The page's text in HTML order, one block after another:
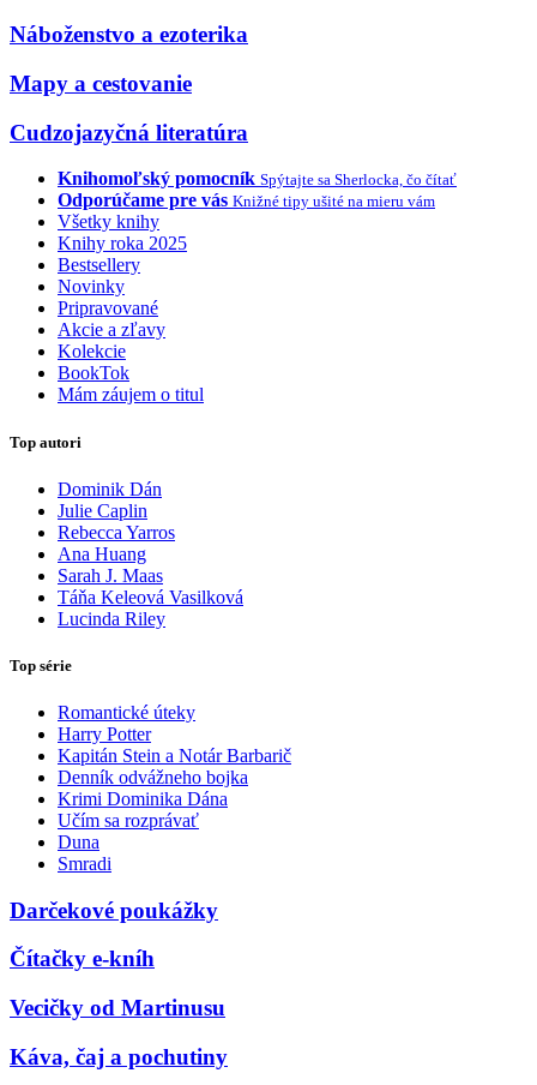
Náboženstvo a ezoterika
Mapy a cestovanie
Cudzojazyčná literatúra
Knihomoľský pomocník Spýtajte sa Sherlocka, čo čítať
Odporúčame pre vás Knižné tipy ušité na mieru vám
Všetky knihy
Knihy roka 2025
Bestsellery
Novinky
Pripravované
Akcie a zľavy
Kolekcie
BookTok
Mám záujem o titul
Top autori
Dominik Dán
Julie Caplin
Rebecca Yarros
Ana Huang
Sarah J. Maas
Táňa Keleová Vasilková
Lucinda Riley
Top série
Romantické úteky
Harry Potter
Kapitán Stein a Notár Barbarič
Denník odvážneho bojka
Krimi Dominika Dána
Učím sa rozprávať
Duna
Smradi
Darčekové poukážky
Čítačky e-kníh
Vecičky od Martinusu
Káva, čaj a pochutiny